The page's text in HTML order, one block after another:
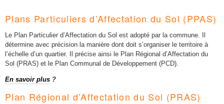
Plans Particuliers d’Affectation du Sol (PPAS)
Le Plan Particulier d’Affectation du Sol est adopté par la commune. Il
détermine avec précision la manière dont doit s’organiser le territoire à
l’échelle d’un quartier. Il précise ainsi le Plan Régional d’Affectation du
Sol (PRAS) et le Plan Communal de Développement (PCD).
En savoir plus ?
Plan Régional d’Affectation du Sol (PRAS)